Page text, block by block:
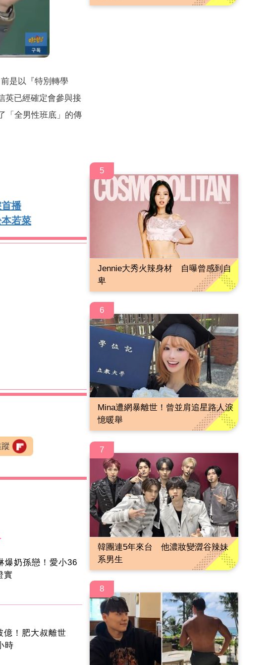
是以『特別轉學
英已經確定會參與接
「全男性班底」的傳
播
若菜
爆奶孫戀！愛小36
實
億！肥大叔離世
時
5
Jennie大秀火辣身材 自曝曾感到自
卑
6
Mina遭網暴離世！曾並肩追星路人淚
憶暖舉
7
韓團連5年來台 他濃妝變澀谷辣妹
系男生
8